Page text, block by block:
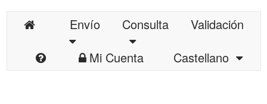
Envío Consulta
Validación
Mi Cuenta
Castellano